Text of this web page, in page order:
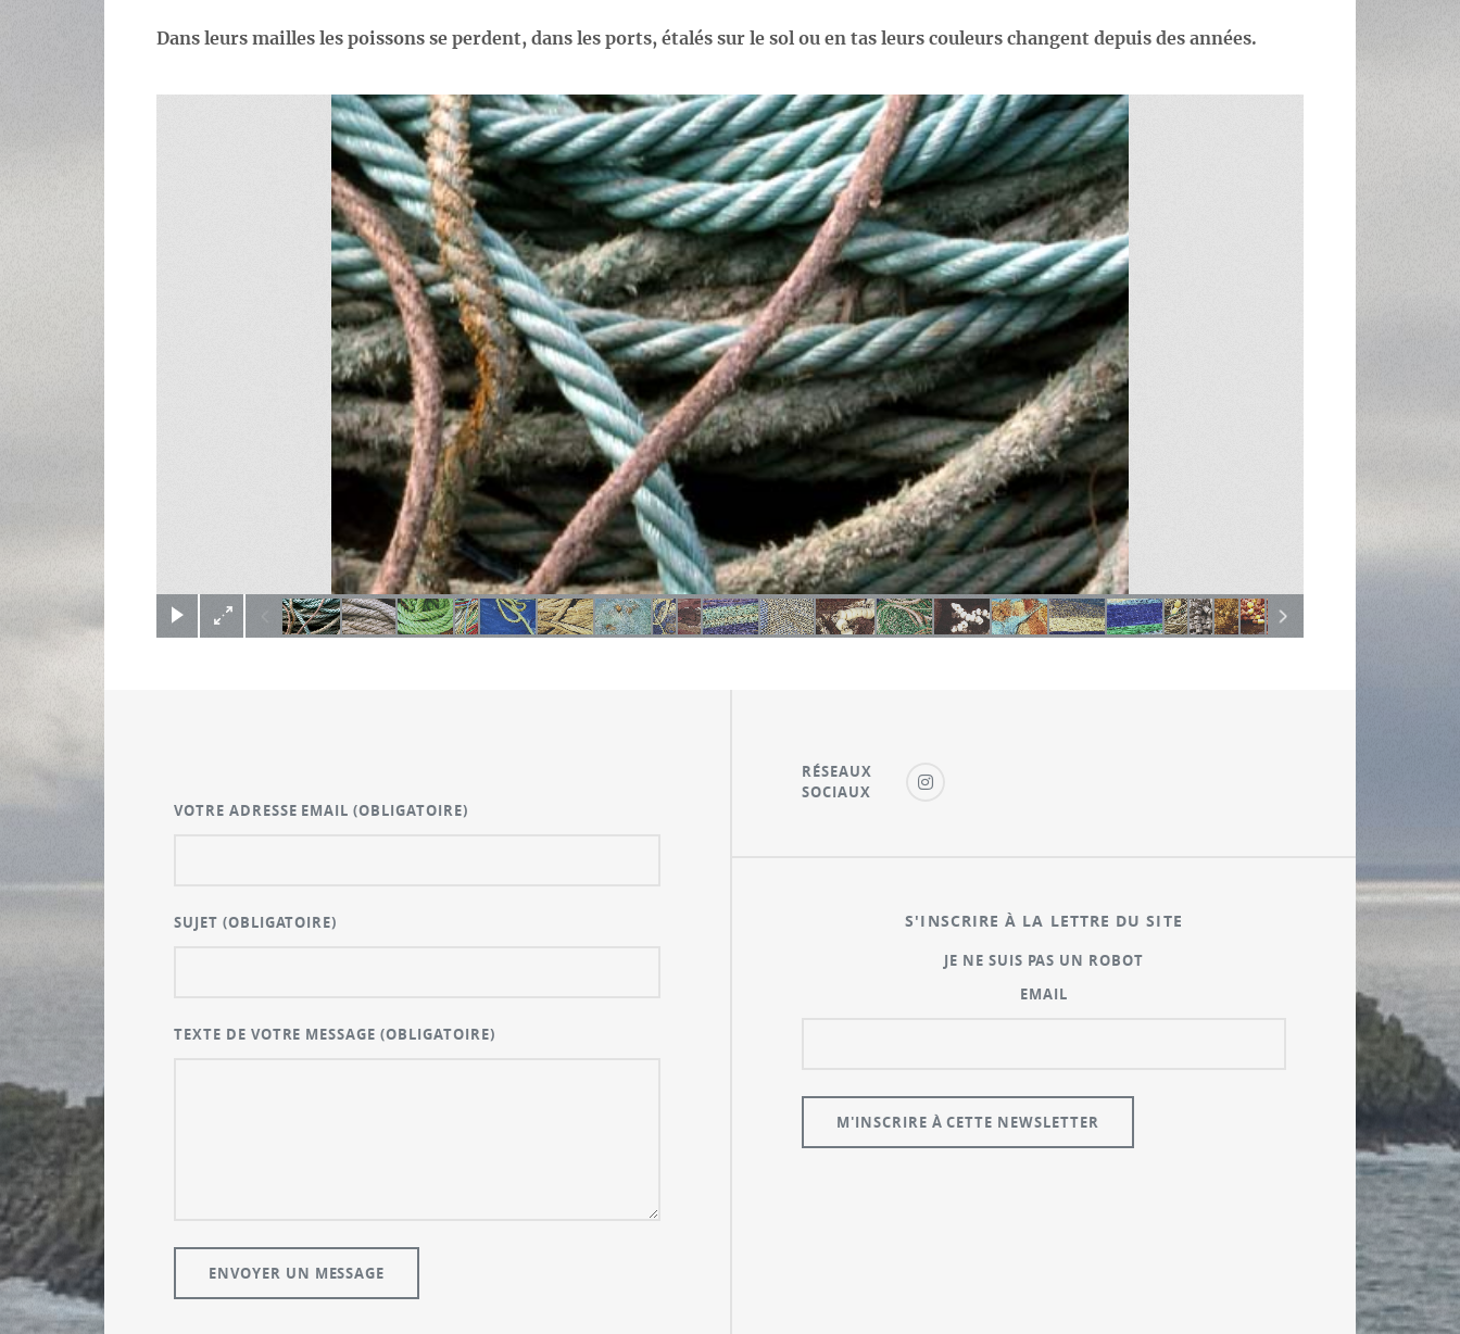
Dans leurs mailles les poissons se perdent, dans les ports, étalés sur le sol ou en tas leurs couleurs changent depuis des années.
(c) Didier Gualeni
VOTRE ADRESSE EMAIL(OBLIGATOIRE)
SUJET (OBLIGATOIRE)
TEXTE DE VOTRE MESSAGE(OBLIGATOIRE)
RÉSEAUX
SOCIAUX
S'INSCRIRE À LA LETTRE DU SITE
JE NE SUIS PAS UN ROBOT
EMAIL